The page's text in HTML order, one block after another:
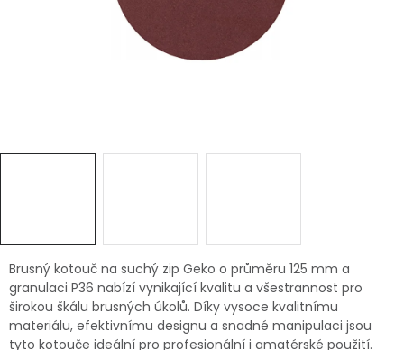
Autodoplňky
Značky
Brusný kotouč na suchý zip Geko o průměru 125 mm a
granulaci P36 nabízí vynikající kvalitu a všestrannost pro
širokou škálu brusných úkolů. Díky vysoce kvalitnímu
materiálu, efektivnímu designu a snadné manipulaci jsou
tyto kotouče ideální pro profesionální i amatérské použití.